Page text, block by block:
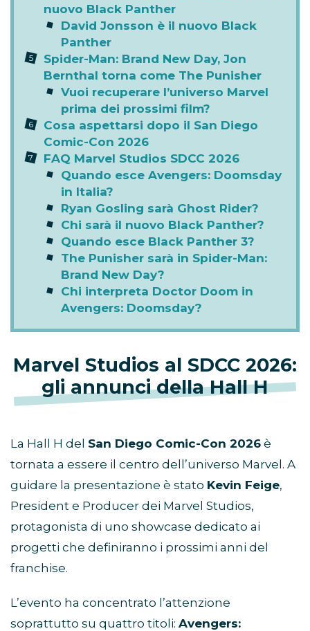
nuovo Black Panther
David Jonsson è il nuovo Black
Panther
Spider-Man: Brand New Day, Jon
Bernthal torna come The Punisher
Vuoi recuperare l’universo Marvel
prima dei prossimi film?
Cosa aspettarsi dopo il San Diego
Comic-Con 2026
FAQ Marvel Studios SDCC 2026
Quando esce Avengers: Doomsday
in Italia?
Ryan Gosling sarà Ghost Rider?
Chi sarà il nuovo Black Panther?
Quando esce Black Panther 3?
The Punisher sarà in Spider-Man:
Brand New Day?
Chi interpreta Doctor Doom in
Avengers: Doomsday?
Marvel Studios al SDCC 2026:
gli annunci della Hall H
La Hall H del San Diego Comic-Con 2026 è
tornata a essere il centro dell’universo Marvel. A
guidare la presentazione è stato Kevin Feige,
President e Producer dei Marvel Studios,
protagonista di uno showcase dedicato ai
progetti che definiranno i prossimi anni del
franchise.
L’evento ha concentrato l’attenzione
soprattutto su quattro titoli: Avengers: